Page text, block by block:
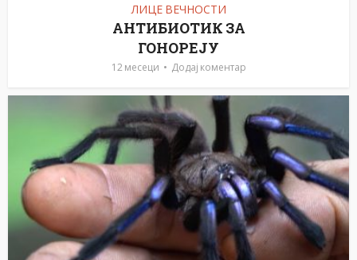
ЛИЦЕ ВЕЧНОСТИ
АНТИБИОТИК ЗА
ГОНОРЕЈУ
12 месеци Додај коментар